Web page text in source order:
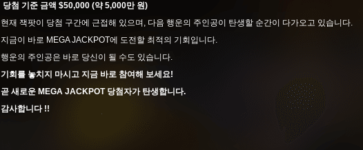
당첨 기준 금액 $50,000 (약 5,000만 원)
현재 잭팟이 당첨 구간에 근접해 있으며, 다음 행운의 주인공이 탄생할 순간이 다가오고 있습니다.
지금이 바로 MEGA JACKPOT에 도전할 최적의 기회입니다.
행운의 주인공은 바로 당신이 될 수도 있습니다.
기회를 놓치지 마시고 지금 바로 참여해 보세요!
곧 새로운 MEGA JACKPOT 당첨자가 탄생합니다.
감사합니다 !!